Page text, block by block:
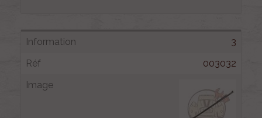
3
003032